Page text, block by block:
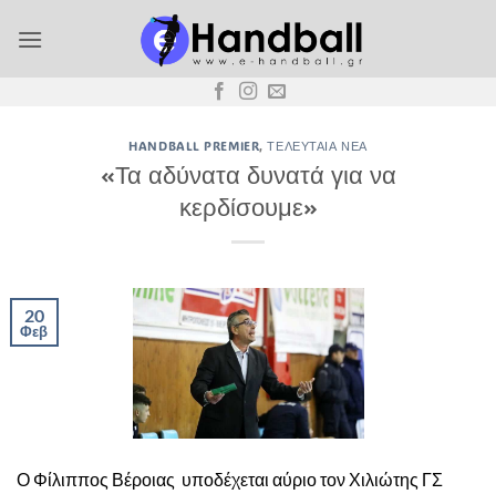
στο
HANDBALL PREMIER,ΤΕΛΕΥΤΑΊΑ ΝΈΑ
«Τα αδύνατα δυνατά για να
κερδίσουμε»
20
Φεβ
Ο Φίλιππος Βέροιας υποδέχεται αύριο τον Χιλιώτης ΓΣ